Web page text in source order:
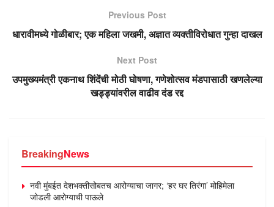
Previous Post
धारावीमध्ये गोळीबार; एक महिला जखमी, अज्ञात व्यक्तीविरोधात गुन्हा दाखल
Next Post
उपमुख्यमंत्री एकनाथ शिंदेंची मोठी घोषणा, गणेशोत्सव मंडपासाठी खणलेल्या
खड्ड्यांवरील वाढीव दंड रद्द
BreakingNews
नवी मुंबईत देशभक्तीसोबतच आरोग्याचा जागर; ‘हर घर तिरंगा’ मोहिमेला
जोडली आरोग्याची पाऊले